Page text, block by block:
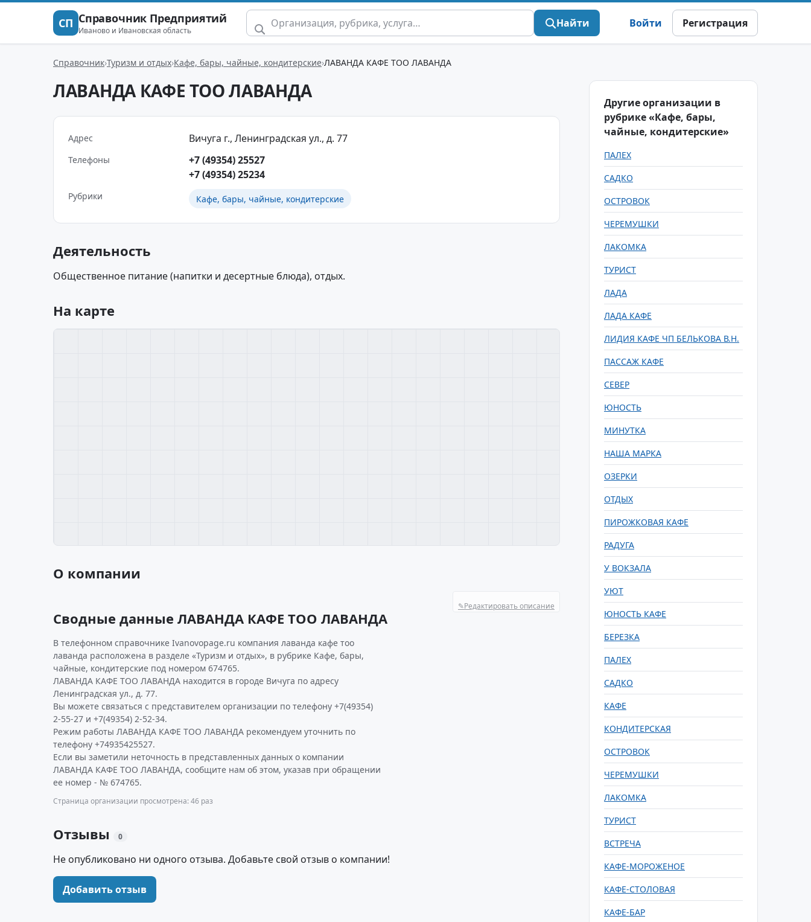
СП Справочник Предприятий
Иваново и Ивановская область
Найти Войти Регистрация
Справочник Туризм и отдых Кафе, бары, чайные, кондитерские ЛАВАНДА КАФЕ ТОО ЛАВАНДА
ЛАВАНДА КАФЕ ТОО ЛАВАНДА
Адрес Вичуга г., Ленинградская ул., д. 77
Телефоны
+7 (49354) 25527
+7 (49354) 25234
Рубрики Кафе, бары, чайные, кондитерские
Деятельность
Общественное питание (напитки и десертные блюда), отдых.
На карте
О компании
✎Редактировать описание
Сводные данные ЛАВАНДА КАФЕ ТОО ЛАВАНДА
В телефонном справочнике Ivanovopage.ru компания лаванда кафе тоо
лаванда расположена в разделе «Туризм и отдых», в рубрике Кафе, бары,
чайные, кондитерские под номером 674765.
ЛАВАНДА КАФЕ ТОО ЛАВАНДА находится в городе Вичуга по адресу
Ленинградская ул., д. 77.
Вы можете связаться с представителем организации по телефону +7(49354)
2-55-27 и +7(49354) 2-52-34.
Режим работы ЛАВАНДА КАФЕ ТОО ЛАВАНДА рекомендуем уточнить по
телефону +74935425527.
Если вы заметили неточность в представленных данных о компании
ЛАВАНДА КАФЕ ТОО ЛАВАНДА, сообщите нам об этом, указав при обращении
ее номер - № 674765.
Страница организации просмотрена: 46 раз
Отзывы 0
Не опубликовано ни одного отзыва. Добавьте свой отзыв о компании!
Добавить отзыв
Другие организации в
рубрике «Кафе, бары,
чайные, кондитерские»
ПАЛЕХ
САДКО
ОСТРОВОК
ЧЕРЕМУШКИ
ЛАКОМКА
ТУРИСТ
ЛАДА
ЛАДА КАФЕ
ЛИДИЯ КАФЕ ЧП БЕЛЬКОВА В.Н.
ПАССАЖ КАФЕ
СЕВЕР
ЮНОСТЬ
МИНУТКА
НАША МАРКА
ОЗЕРКИ
ОТДЫХ
ПИРОЖКОВАЯ КАФЕ
РАДУГА
У ВОКЗАЛА
УЮТ
ЮНОСТЬ КАФЕ
БЕРЕЗКА
ПАЛЕХ
САДКО
КАФЕ
КОНДИТЕРСКАЯ
ОСТРОВОК
ЧЕРЕМУШКИ
ЛАКОМКА
ТУРИСТ
ВСТРЕЧА
КАФЕ-МОРОЖЕНОЕ
КАФЕ-СТОЛОВАЯ
КАФЕ-БАР